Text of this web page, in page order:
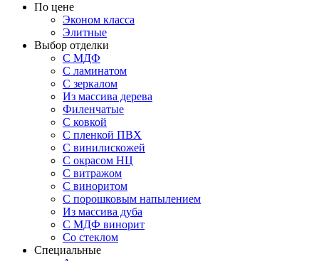
По цене
Эконом класса
Элитные
Выбор отделки
С МДФ
С ламинатом
С зеркалом
Из массива дерева
Филенчатые
С ковкой
С пленкой ПВХ
С винилискожей
С окрасом НЦ
С витражом
С виноритом
С порошковым напылением
Из массива дуба
С МДФ винорит
Со стеклом
Специальные